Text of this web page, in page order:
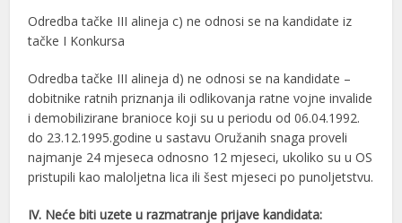
Odredba tačke III alineja c) ne odnosi se na kandidate iz
tačke I Konkursa
Odredba tačke III alineja d) ne odnosi se na kandidate –
dobitnike ratnih priznanja ili odlikovanja ratne vojne invalide
i demobilizirane branioce koji su u periodu od 06.04.1992.
do 23.12.1995.godine u sastavu Oružanih snaga proveli
najmanje 24 mjeseca odnosno 12 mjeseci, ukoliko su u OS
pristupili kao maloljetna lica ili šest mjeseci po punoljetstvu.
IV. Neće biti uzete u razmatranje prijave kandidata: